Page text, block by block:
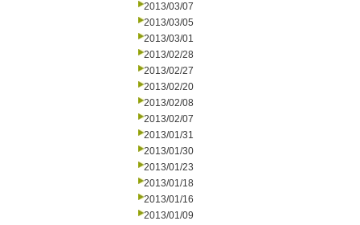
2013/03/07
2013/03/05
2013/03/01
2013/02/28
2013/02/27
2013/02/20
2013/02/08
2013/02/07
2013/01/31
2013/01/30
2013/01/23
2013/01/18
2013/01/16
2013/01/09